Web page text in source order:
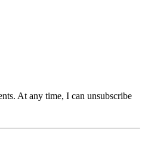
At any time, I can unsubscribe